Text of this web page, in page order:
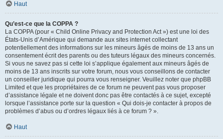
Haut
Qu’est-ce que la COPPA ?
La COPPA (pour « Child Online Privacy and Protection Act ») est une loi des
États-Unis d’Amérique qui demande aux sites internet collectant
potentiellement des informations sur les mineurs âgés de moins de 13 ans un
consentement écrit des parents ou des tuteurs légaux des mineurs concernés.
Si vous ne savez pas si cette loi s’applique également aux mineurs âgés de
moins de 13 ans inscrits sur votre forum, nous vous conseillons de contacter
un conseiller juridique qui pourra vous renseigner. Veuillez noter que phpBB
Limited et que les propriétaires de ce forum ne peuvent pas vous proposer
d’assistance légale et ne doivent donc pas être contactés à ce sujet, excepté
lorsque l’assistance porte sur la question « Qui dois-je contacter à propos de
problèmes d’abus ou d’ordres légaux liés à ce forum ? ».
Haut